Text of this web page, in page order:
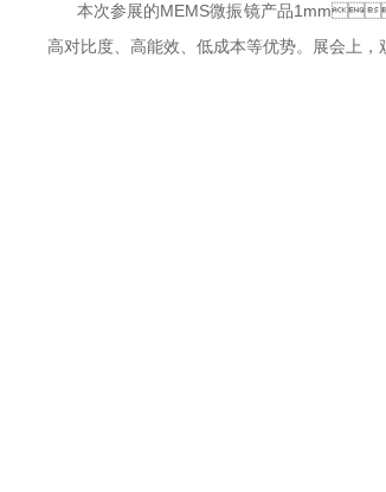
本次参展的MEMS微振镜产品1mm、
高对比度、高能效、低成本等优势。展会上